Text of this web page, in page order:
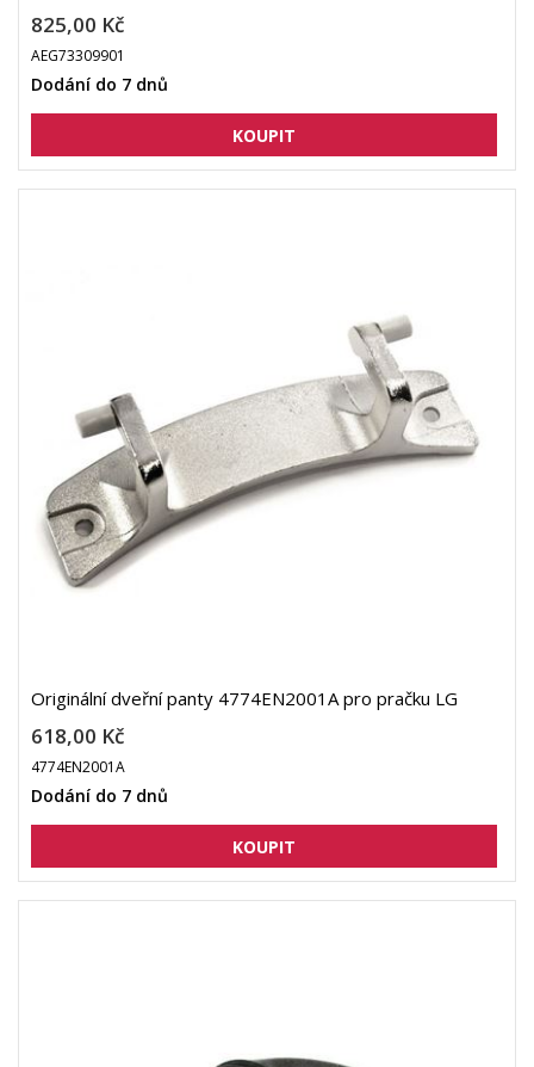
825,00 Kč
AEG73309901
Dodání do 7 dnů
Originální dveřní panty 4774EN2001A pro pračku LG
618,00 Kč
4774EN2001A
Dodání do 7 dnů